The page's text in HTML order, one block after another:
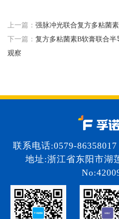
上一篇： 强脉冲光联合复方多粘菌
下一篇： 复方多粘菌素B软膏联合
观察
联系电话:0579-
地址:浙江省东阳市湖